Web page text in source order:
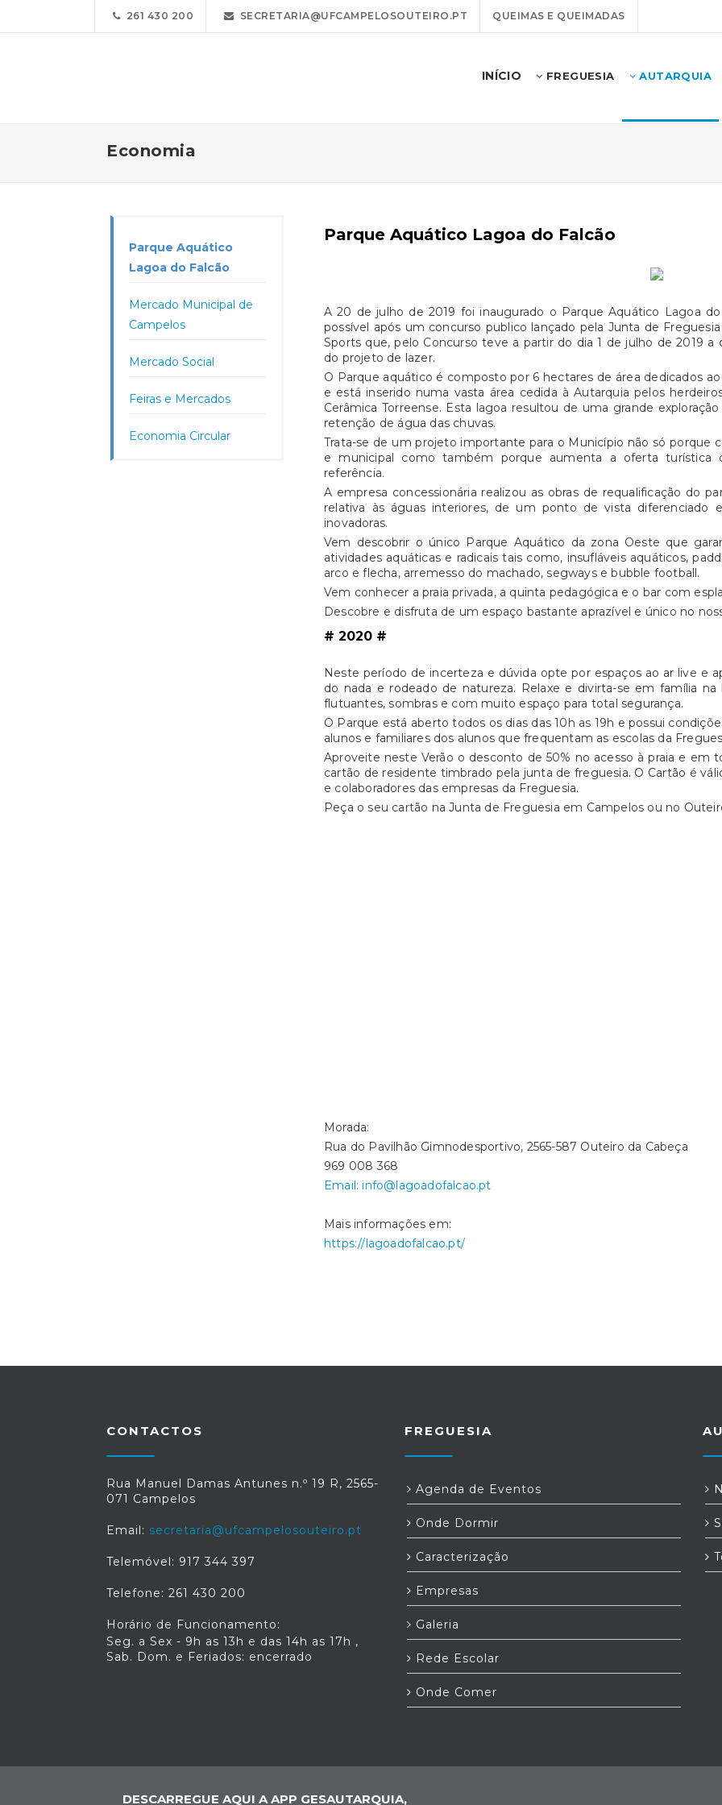
261 430 200 SECRETARIA@UFCAMPELOSOUTEIRO.PT QUEIMAS E QUEIMADAS
INÍCIO FREGUESIA AUTARQUIA
Economia
Parque Aquático
Lagoa do Falcão
Mercado Municipal de
Campelos
Mercado Social
Feiras e Mercados
Economia Circular
Parque Aquático Lagoa do Falcão
A 20 de julho de 2019 foi inaugurado o Parque Aquático Lagoa
possível após um concurso publico lançado pela Junta de
Sports que, pelo Concurso teve a partir do dia 1 de julho de 2019
do projeto de lazer.
O Parque aquático é composto por 6 hectares de área dedicados
e está inserido numa vasta área cedida à Autarquia pelos
Cerâmica Torreense. Esta lagoa resultou de uma grande
retenção de água das chuvas.
Trata-se de um projeto importante para o Município não só porque
e municipal como também porque aumenta a oferta turística
referência.
A empresa concessionária realizou as obras de requalificação do
relativa às águas interiores, de um ponto de vista diferenciado
inovadoras.
Vem descobrir o único Parque Aquático da zona Oeste que
atividades aquáticas e radicais tais como, insufláveis aquáticos,
arco e flecha, arremesso do machado, segways e bubble football.
Vem conhecer a praia privada, a quinta pedagógica e o bar com
Descobre e disfruta de um espaço bastante aprazível e único no
# 2020 #
Neste período de incerteza e dúvida opte por espaços ao ar live e
do nada e rodeado de natureza. Relaxe e divirta-se em família
flutuantes, sombras e com muito espaço para total segurança.
O Parque está aberto todos os dias das 10h as 19h e possui
alunos e familiares dos alunos que frequentam as escolas da
Aproveite neste Verão o desconto de 50% no acesso à praia e em
cartão de residente timbrado pela junta de freguesia. O Cartão é
e colaboradores das empresas da Freguesia.
Peça o seu cartão na Junta de Freguesia em Campelos ou no
Morada:
Rua do Pavilhão Gimnodesportivo, 2565-587 Outeiro da Cabeça
969 008 368
Email: info@lagoadofalcao.pt
Mais informações em:
https://lagoadofalcao.pt/
CONTACTOS
Rua Manuel Damas Antunes n.º 19 R, 2565-
071 Campelos
Email: secretaria@ufcampelosouteiro.pt
Telemóvel: 917 344 397
Telefone: 261 430 200
Horário de Funcionamento:
Seg. a Sex - 9h as 13h e das 14h as 17h ,
Sab. Dom. e Feriados: encerrado
FREGUESIA
Agenda de Eventos
Onde Dormir
Caracterização
Empresas
Galeria
Rede Escolar
Onde Comer
DESCARREGUE AQUI A APP GESAUTARQUIA,